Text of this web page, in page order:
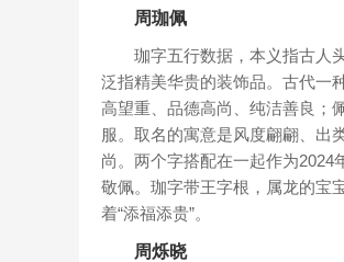
周珈佩
珈字五行数据，本义指古人头
泛指精美华贵的装饰品。古代一
高望重、品德高尚、纯洁善良；
服。取名的寓意是风度翩翩、出
尚。两个字搭配在一起作为2024
敬佩。珈字带王字根，属龙的宝
着“添福添贵”。
周烁晓